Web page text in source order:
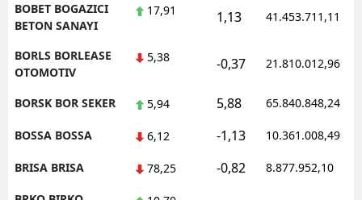
BOBET BOGAZICI
BETON SANAYI
17,91 1,13 41.453.711,11
BORLS BORLEASE
OTOMOTIV
5,38 -0,37 21.810.012,96
BORSK BOR SEKER 5,94 5,88 65.840.848,24
BOSSA BOSSA 6,12 -1,13 10.361.008,49
BRISA BRISA 78,25 -0,82 8.877.952,10